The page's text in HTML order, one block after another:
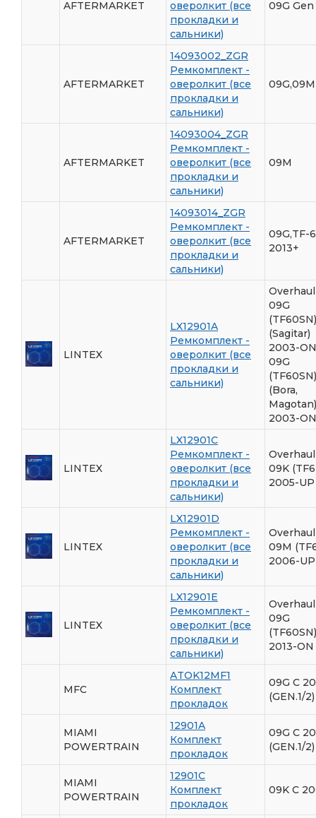
AFTERMARKET
оверолкит (все
прокладки и
сальники)
09G Gen
AFTERMARKET
14093002_ZGR
Ремкомплект -
оверолкит (все
прокладки и
сальники)
09G,09M
AFTERMARKET
14093004_ZGR
Ремкомплект -
оверолкит (все
прокладки и
сальники)
09M
AFTERMARKET
14093014_ZGR
Ремкомплект -
оверолкит (все
прокладки и
сальники)
09G,TF-
2013+
LINTEX
LX12901A
Ремкомплект -
оверолкит (все
прокладки и
сальники)
09G
(TF60SN)
(Sagitar)
2003-ON
09G
(TF60SN)
(Bora,
Magotan)
2003-ON
LINTEX
LX12901C
Ремкомплект -
оверолкит (все
прокладки и
сальники)
09K
2005-UP
LINTEX
LX12901D
Ремкомплект -
оверолкит (все
прокладки и
сальники)
09M
2006-UP
LINTEX
LX12901E
Ремкомплект -
оверолкит (все
прокладки и
сальники)
09G
(TF60SN)
2013-ON
MFC
ATOK12MF1
Комплект
прокладок
09G С
(GEN.1/2)
MIAMI
POWERTRAIN
12901A
Комплект
прокладок
09G С
(GEN.1/2)
MIAMI
POWERTRAIN
12901C
Комплект
прокладок
09K C